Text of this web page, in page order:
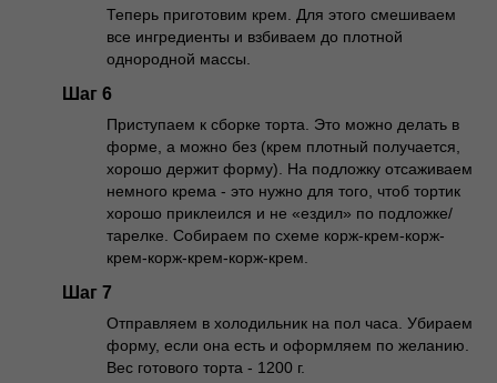
Теперь приготовим крем. Для этого смешиваем
все ингредиенты и взбиваем до плотной
однородной массы.
Шаг 6
Приступаем к сборке торта. Это можно делать в
форме, а можно без (крем плотный получается,
хорошо держит форму). На подложку отсаживаем
немного крема - это нужно для того, чтоб тортик
хорошо приклеился и не «ездил» по подложке/
тарелке. Собираем по схеме корж-крем-корж-
крем-корж-крем-корж-крем.
Шаг 7
Отправляем в холодильник на пол часа. Убираем
форму, если она есть и оформляем по желанию.
Вес готового торта - 1200 г.